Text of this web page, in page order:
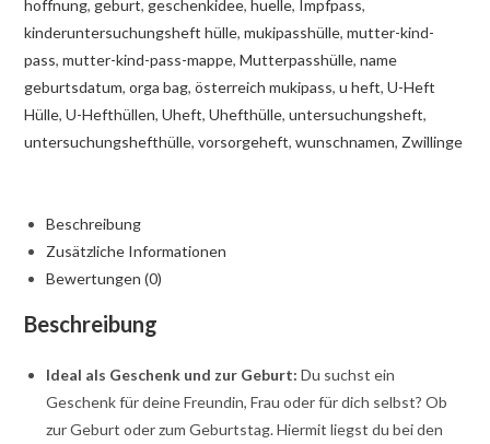
Menge
hoffnung, geburt, geschenkidee,huelle, Impfpass,
kinderuntersuchungsheft hülle,mukipasshülle,mutter-kind-
pass,mutter-kind-pass-mappe,Mutterpasshülle,name
geburtsdatum,orga bag,österreich mukipass,u heft,U-Heft
Hülle,U-Hefthüllen,Uheft,Uhefthülle,untersuchungsheft,
untersuchungshefthülle,vorsorgeheft,wunschnamen,Zwillinge
Beschreibung
Zusätzliche Informationen
Bewertungen (0)
Beschreibung
Ideal als Geschenk und zur Geburt: Du suchst ein
Geschenk für deine Freundin, Frau oder für dich selbst? Ob
zur Geburt oder zum Geburtstag. Hiermit liegst du bei den